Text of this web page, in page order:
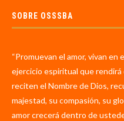
SOBRE OSSSBA
“Promuevan el amor, vivan en
ejercicio espiritual que rendirá
reciten el Nombre de Dios,
majestad, su compasión, su
amor crecerá dentro de